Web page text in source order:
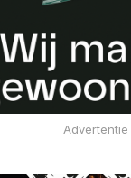
Advertentie